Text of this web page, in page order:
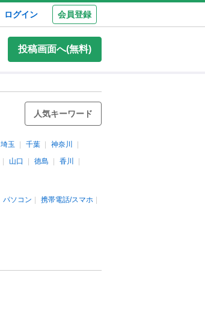
ログイン 会員登録
投稿画面へ(無料)
人気キーワード
埼玉 千葉
神奈川
山口 徳島
香川
パソコン
携帯電話/スマホ